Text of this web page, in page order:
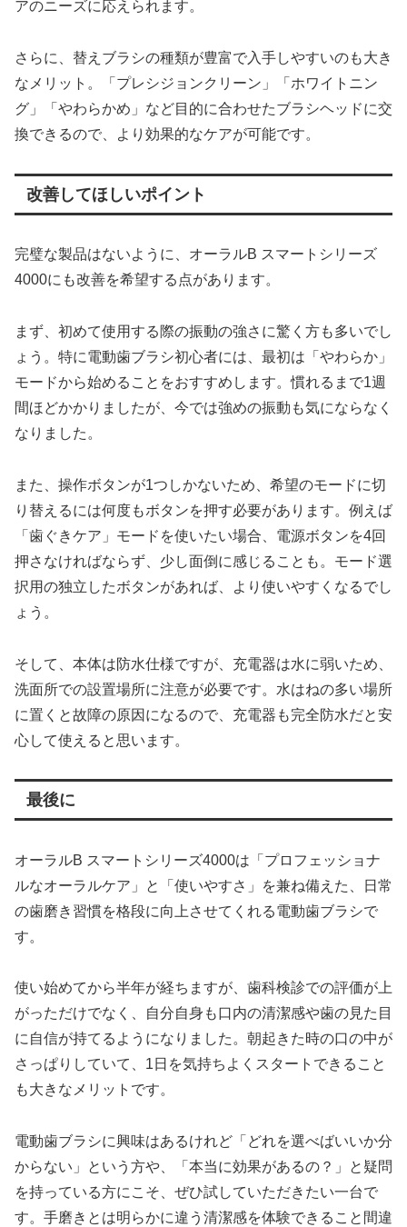
アのニーズに応えられます。
さらに、替えブラシの種類が豊富で入手しやすいのも大き
なメリット。「プレシジョンクリーン」「ホワイトニン
グ」「やわらかめ」など目的に合わせたブラシヘッドに交
換できるので、より効果的なケアが可能です。
改善してほしいポイント
完璧な製品はないように、オーラルB スマートシリーズ
4000にも改善を希望する点があります。
まず、初めて使用する際の振動の強さに驚く方も多いでし
ょう。特に電動歯ブラシ初心者には、最初は「やわらか」
モードから始めることをおすすめします。慣れるまで1週
間ほどかかりましたが、今では強めの振動も気にならなく
なりました。
また、操作ボタンが1つしかないため、希望のモードに切
り替えるには何度もボタンを押す必要があります。例えば
「歯ぐきケア」モードを使いたい場合、電源ボタンを4回
押さなければならず、少し面倒に感じることも。モード選
択用の独立したボタンがあれば、より使いやすくなるでし
ょう。
そして、本体は防水仕様ですが、充電器は水に弱いため、
洗面所での設置場所に注意が必要です。水はねの多い場所
に置くと故障の原因になるので、充電器も完全防水だと安
心して使えると思います。
最後に
オーラルB スマートシリーズ4000は「プロフェッショナ
ルなオーラルケア」と「使いやすさ」を兼ね備えた、日常
の歯磨き習慣を格段に向上させてくれる電動歯ブラシで
す。
使い始めてから半年が経ちますが、歯科検診での評価が上
がっただけでなく、自分自身も口内の清潔感や歯の見た目
に自信が持てるようになりました。朝起きた時の口の中が
さっぱりしていて、1日を気持ちよくスタートできること
も大きなメリットです。
電動歯ブラシに興味はあるけれど「どれを選べばいいか分
からない」という方や、「本当に効果があるの？」と疑問
を持っている方にこそ、ぜひ試していただきたい一台で
す。手磨きとは明らかに違う清潔感を体験できること間違